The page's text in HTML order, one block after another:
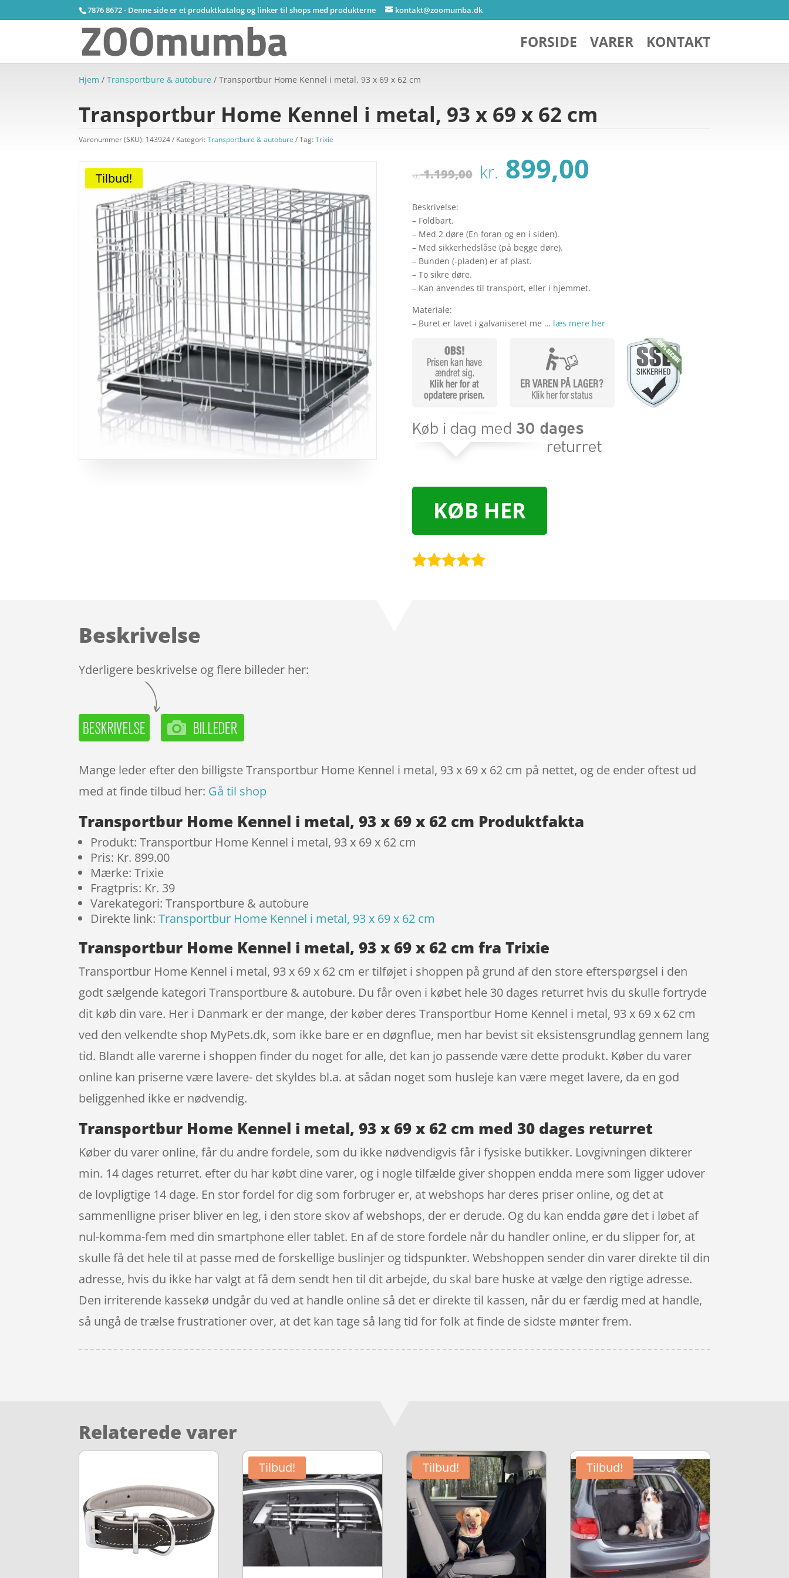
7876 8672 - Denne side er et produktkatalog og linker til shops med produkterne kontakt@zoomumba.dk
FORSIDE VARER KONTAKT
Hjem /Transportbure & autobure / Transportbur Home Kennel i metal, 93 x 69 x 62 cm
Transportbur Home Kennel i metal, 93 x 69 x 62 cm
Varenummer (SKU): 143924 Kategori:Transportbure & autobure Tag:Trixie
Tilbud! kr.1.199,00 Den
oprindelige
kr. 1.199,00.
kr. 899,00
Beskrivelse:
– Foldbart.
– Med 2 døre (En foran og en i siden).
– Med sikkerhedslåse (på begge døre).
– Bunden (-pladen) er af plast.
– To sikre døre.
– Kan anvendes til transport, eller i hjemmet.
Materiale:
– Buret er lavet i galvaniseret me … læs mere her
KØB HER
Beskrivelse
Yderligere beskrivelse og flere billeder her:
Mange leder efter den billigste Transportbur Home Kennel i metal, 93 x 69 x 62 cm på nettet, og de ender oftest ud
med at finde tilbud her: Gå til shop
Transportbur Home Kennel i metal, 93 x 69 x 62 cm Produktfakta
Produkt: Transportbur Home Kennel i metal, 93 x 69 x 62 cm
Pris: Kr. 899.00
Mærke: Trixie
Fragtpris: Kr. 39
Varekategori: Transportbure & autobure
Direkte link:Transportbur Home Kennel i metal, 93 x 69 x 62 cm
Transportbur Home Kennel i metal, 93 x 69 x 62 cm fra Trixie
Transportbur Home Kennel i metal, 93 x 69 x 62 cm er tilføjet i shoppen på grund af den store efterspørgsel i den
godt sælgende kategori Transportbure & autobure. Du får oven i købet hele 30 dages returret hvis du skulle fortryde
dit køb din vare. Her i Danmark er der mange, der køber deres Transportbur Home Kennel i metal, 93 x 69 x 62 cm
ved den velkendte shop MyPets.dk, som ikke bare er en døgnflue, men har bevist sit eksistensgrundlag gennem lang
tid. Blandt alle varerne i shoppen finder du noget for alle, det kan jo passende være dette produkt. Køber du varer
online kan priserne være lavere- det skyldes bl.a. at sådan noget som husleje kan være meget lavere, da en god
beliggenhed ikke er nødvendig.
Transportbur Home Kennel i metal, 93 x 69 x 62 cm med 30 dages returret
Køber du varer online, får du andre fordele, som du ikke nødvendigvis får i fysiske butikker. Lovgivningen dikterer
min. 14 dages returret. efter du har købt dine varer, og i nogle tilfælde giver shoppen endda mere som ligger udover
de lovpligtige 14 dage. En stor fordel for dig som forbruger er, at webshops har deres priser online, og det at
sammenlligne priser bliver en leg, i den store skov af webshops, der er derude. Og du kan endda gøre det i løbet af
nul-komma-fem med din smartphone eller tablet. En af de store fordele når du handler online, er du slipper for, at
skulle få det hele til at passe med de forskellige buslinjer og tidspunkter. Webshoppen sender din varer direkte til din
adresse, hvis du ikke har valgt at få dem sendt hen til dit arbejde, du skal bare huske at vælge den rigtige adresse.
Den irriterende kassekø undgår du ved at handle online så det er direkte til kassen, når du er færdig med at handle,
så ungå de trælse frustrationer over, at det kan tage så lang tid for folk at finde de sidste mønter frem.
Relaterede varer
Tilbud! Tilbud! Tilbud!